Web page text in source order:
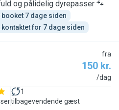
og pålidelig dyrepasser 🐾
booket 7 dage siden
kontaktet for 7 dage siden
fra
150 kr.
/dag
1
tilbagevendende gæst